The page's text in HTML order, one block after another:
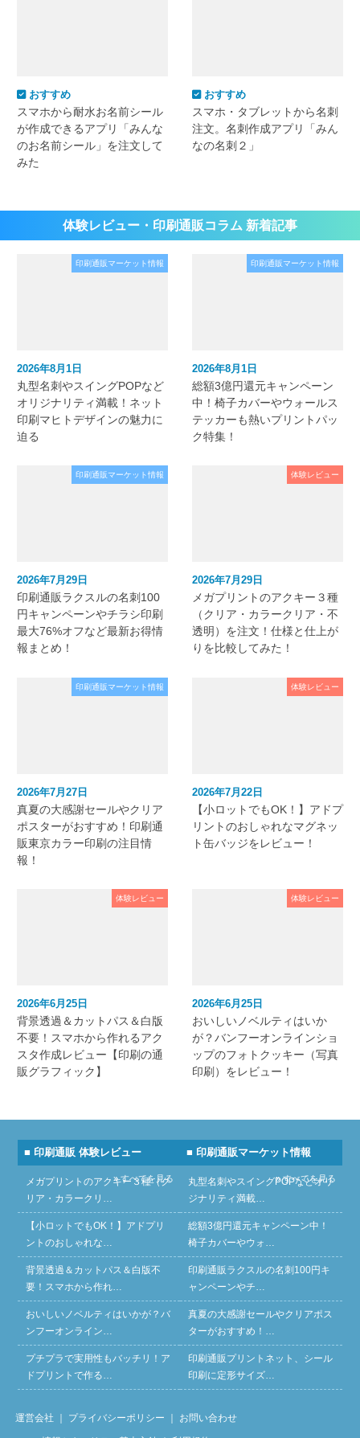
おすすめ
スマホから耐水お名前シール
が作成できるアプリ「みんな
のお名前シール」を注文して
みた
おすすめ
スマホ・タブレットから名刺
注文。名刺作成アプリ「みん
なの名刺２」
体験レビュー・印刷通販コラム 新着記事
印刷通販マーケット情報
2026年8月1日
丸型名刺やスイングPOPなど
オリジナリティ満載！ネット
印刷マヒトデザインの魅力に
迫る
印刷通販マーケット情報
2026年8月1日
総額3億円還元キャンペーン
中！椅子カバーやウォールス
テッカーも熱いプリントパッ
ク特集！
印刷通販マーケット情報
2026年7月29日
印刷通販ラクスルの名刺100
円キャンペーンやチラシ印刷
最大76%オフなど最新お得情
報まとめ！
体験レビュー
2026年7月29日
メガプリントのアクキー３種
（クリア・カラークリア・不
透明）を注文！仕様と仕上が
りを比較してみた！
印刷通販マーケット情報
2026年7月27日
真夏の大感謝セールやクリア
ポスターがおすすめ！印刷通
販東京カラー印刷の注目情
報！
体験レビュー
2026年7月22日
【小ロットでもOK！】アドプ
リントのおしゃれなマグネッ
ト缶バッジをレビュー！
体験レビュー
2026年6月25日
背景透過＆カットパス＆白版
不要！スマホから作れるアク
スタ作成レビュー【印刷の通
販グラフィック】
体験レビュー
2026年6月25日
おいしいノベルティはいか
が？バンフーオンラインショ
ップのフォトクッキー（写真
印刷）をレビュー！
■ 印刷通販 体験レビュー
» すべてを見る
メガプリントのアクキー３種（ク
リア・カラークリ…
【小ロットでもOK！】アドプリ
ントのおしゃれな…
背景透過＆カットパス＆白版不
要！スマホから作れ…
おいしいノベルティはいかが？バ
ンフーオンライン…
プチプラで実用性もバッチリ！ア
ドプリントで作る…
■ 印刷通販マーケット情報
» すべてを見る
丸型名刺やスイングPOPなどオリ
ジナリティ満載…
総額3億円還元キャンペーン中！
椅子カバーやウォ…
印刷通販ラクスルの名刺100円キ
ャンペーンやチ…
真夏の大感謝セールやクリアポス
ターがおすすめ！…
印刷通販プリントネット、シール
印刷に定形サイズ…
運営会社 プライバシーポリシー お問い合わせ